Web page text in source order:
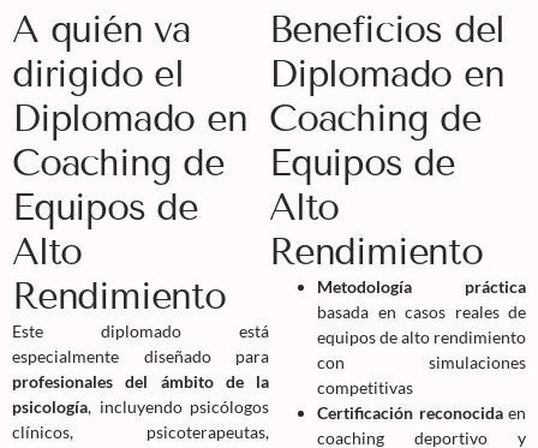
A quién va
dirigido el
Diplomado en
Coaching de
Equipos de
Alto
Rendimiento
Este diplomado está
especialmente diseñado para
profesionales del ámbito de la
psicología, incluyendo psicólogos
clínicos, psicoterapeutas,
Beneficios del
Diplomado en
Coaching de
Equipos de
Alto
Rendimiento
Metodología práctica
basada en casos reales de
equipos de alto rendimiento
con simulaciones
competitivas
Certificación reconocidaen
coaching deportivo y